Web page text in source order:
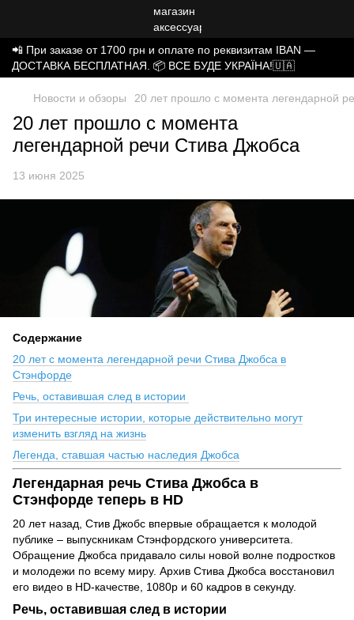
📲 При заказе от 1700 грн и оплате по реквизитам IBAN —
ДОСТАВКА БЕСПЛАТНАЯ. 📦 ВСЕ БУДЕ УКРАЇНА!🇺🇦
Новости и обзоры 20 лет прошло с момента легендарной
20 лет прошло с момента
легендарной речи Стива Джобса
13 июня 2025
Содержание
20 лет с момента легендарной речи Стива Джобса в
Стэнфорде
Речь, оставившая след в истории
Три интересные истории, которые действительно могут
изменить взгляд на жизнь
Легенда, ставшая частью наследия Джобса
Легендарная речь Стива Джобса в
Стэнфорде теперь в HD
20 лет назад, Стив Джобс впервые обращается к молодой
публике – выпускникам Стэнфордского университета.
Обращение Джобса придавало силы новой волне подростков
и молодежи по всему миру. Архив Стива Джобса восстановил
его видео в HD-качестве, 1080p и 60 кадров в секунду.
Речь, оставившая след в истории